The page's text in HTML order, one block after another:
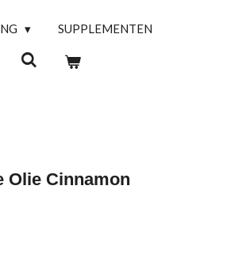
SUPPLEMENTEN
Olie Cinnamon